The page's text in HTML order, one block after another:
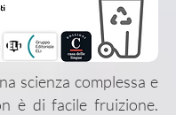
scienza complessa e
è di facile fruizione.